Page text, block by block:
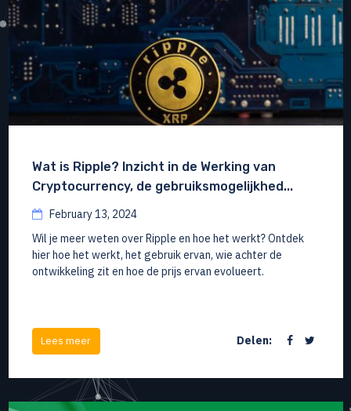
Wat is Ripple? Inzicht in de Werking van
Cryptocurrency, de gebruiksmogelijkhed...
February 13, 2024
Wil je meer weten over Ripple en hoe het werkt? Ontdek
hier hoe het werkt, het gebruik ervan, wie achter de
ontwikkeling zit en hoe de prijs ervan evolueert.
Lees meer Delen: